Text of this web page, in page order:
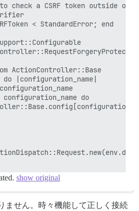
check a CSRF token outside of
< StandardError; end
ActionController::Base
|configuration_name|
configuration_name do
show original
ません。時々機能して正しく接続